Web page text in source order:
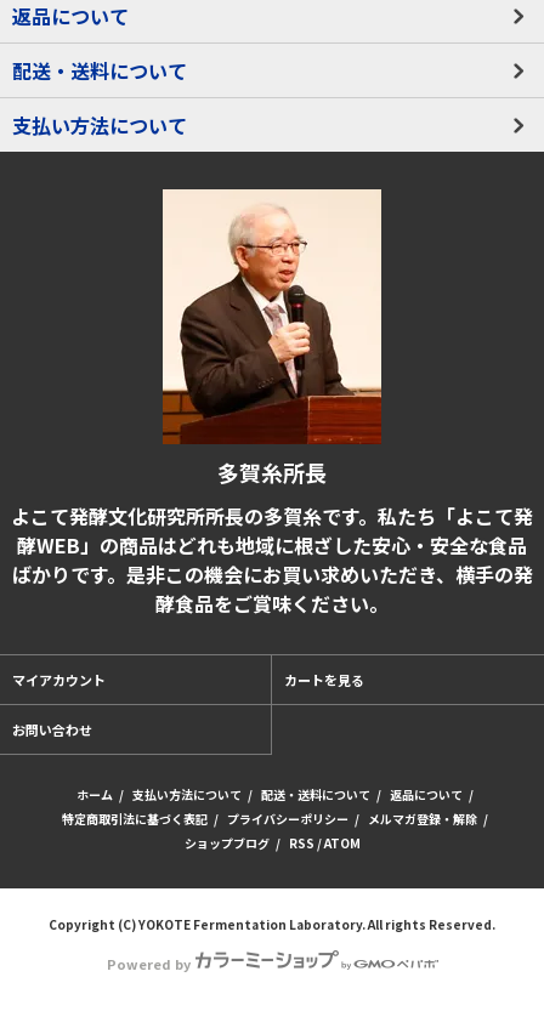
返品について
配送・送料について
支払い方法について
多賀糸所長
よこて発酵文化研究所所長の多賀糸です。私たち「よこて発
酵WEB」の商品はどれも地域に根ざした安心・安全な食品
ばかりです。是非この機会にお買い求めいただき、横手の発
酵食品をご賞味ください。
マイアカウント カートを見る
お問い合わせ
ホーム / 支払い方法について / 配送・送料について / 返品について /
特定商取引法に基づく表記 / プライバシーポリシー / メルマガ登録・解除 /
ショップブログ / RSS /ATOM
Copyright (C) YOKOTE Fermentation Laboratory. All rights Reserved.
Powered by